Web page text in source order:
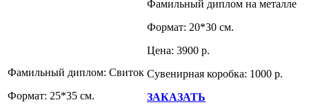
Фамильный диплом: Свиток
Формат: 25*35 см.
Фамильный диплом на металле
Формат: 20*30 см.
Цена: 3900 р.
Сувенирная коробка: 1000 р.
ЗАКАЗАТЬ